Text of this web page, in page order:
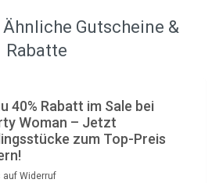
Gutscheine &
Rabatte
40% Rabatt im Sale bei
Woman – Jetzt
zum Top-Preis
auf Widerruf